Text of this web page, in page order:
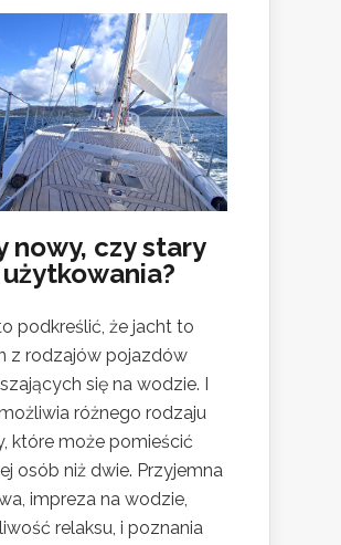
nowy, czy stary
podkreślić, że jacht to
z rodzajów pojazdów
się na wodzie. I
różnego rodzaju
które może pomieścić
osób niż dwie. Przyjemna
impreza na wodzie,
relaksu, i poznania